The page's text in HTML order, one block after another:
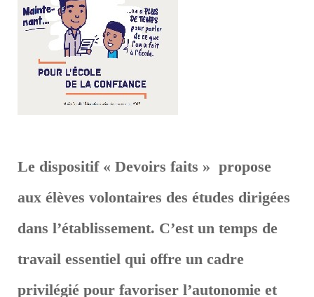
Le dispositif « Devoirs faits » propose
aux élèves volontaires des études dirigées
dans l’établissement. C’est un temps de
travail essentiel qui offre un cadre
privilégié pour favoriser l’autonomie et